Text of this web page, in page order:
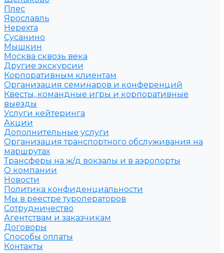
Плес
Ярославль
Нерехта
Сусанино
Мышкин
Москва сквозь века
Другие экскурсии
Корпоративным клиентам
Организация семинаров и конференций
Квесты, командные игры и корпоративные
выезды
Услуги кейтеринга
Акции
Дополнительные услуги
Организация транспортного обслуживания на
маршрутах
Трансферы на ж/д вокзалы и в аэропорты
О компании
Новости
Политика конфиденциальности
Мы в реестре туроператоров
Сотрудничество
Агентствам и заказчикам
Договоры
Способы оплаты
Контакты